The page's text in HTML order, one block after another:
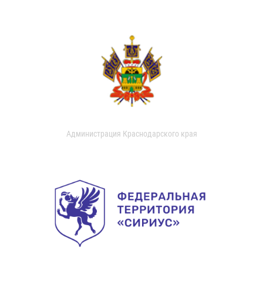
Администрация Краснодарского края